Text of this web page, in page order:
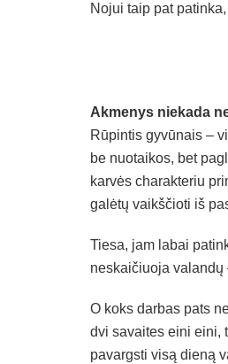
Nojui taip pat
Akmenys niekada
Rūpintis gyvūnais –
be nuotaikos, bet
karvės charakteriu
galėtų vaikščioti iš
Tiesa, jam labai
neskaičiuoja valandų
O koks darbas pats
dvi savaites eini eini,
pavargsti visą dieną